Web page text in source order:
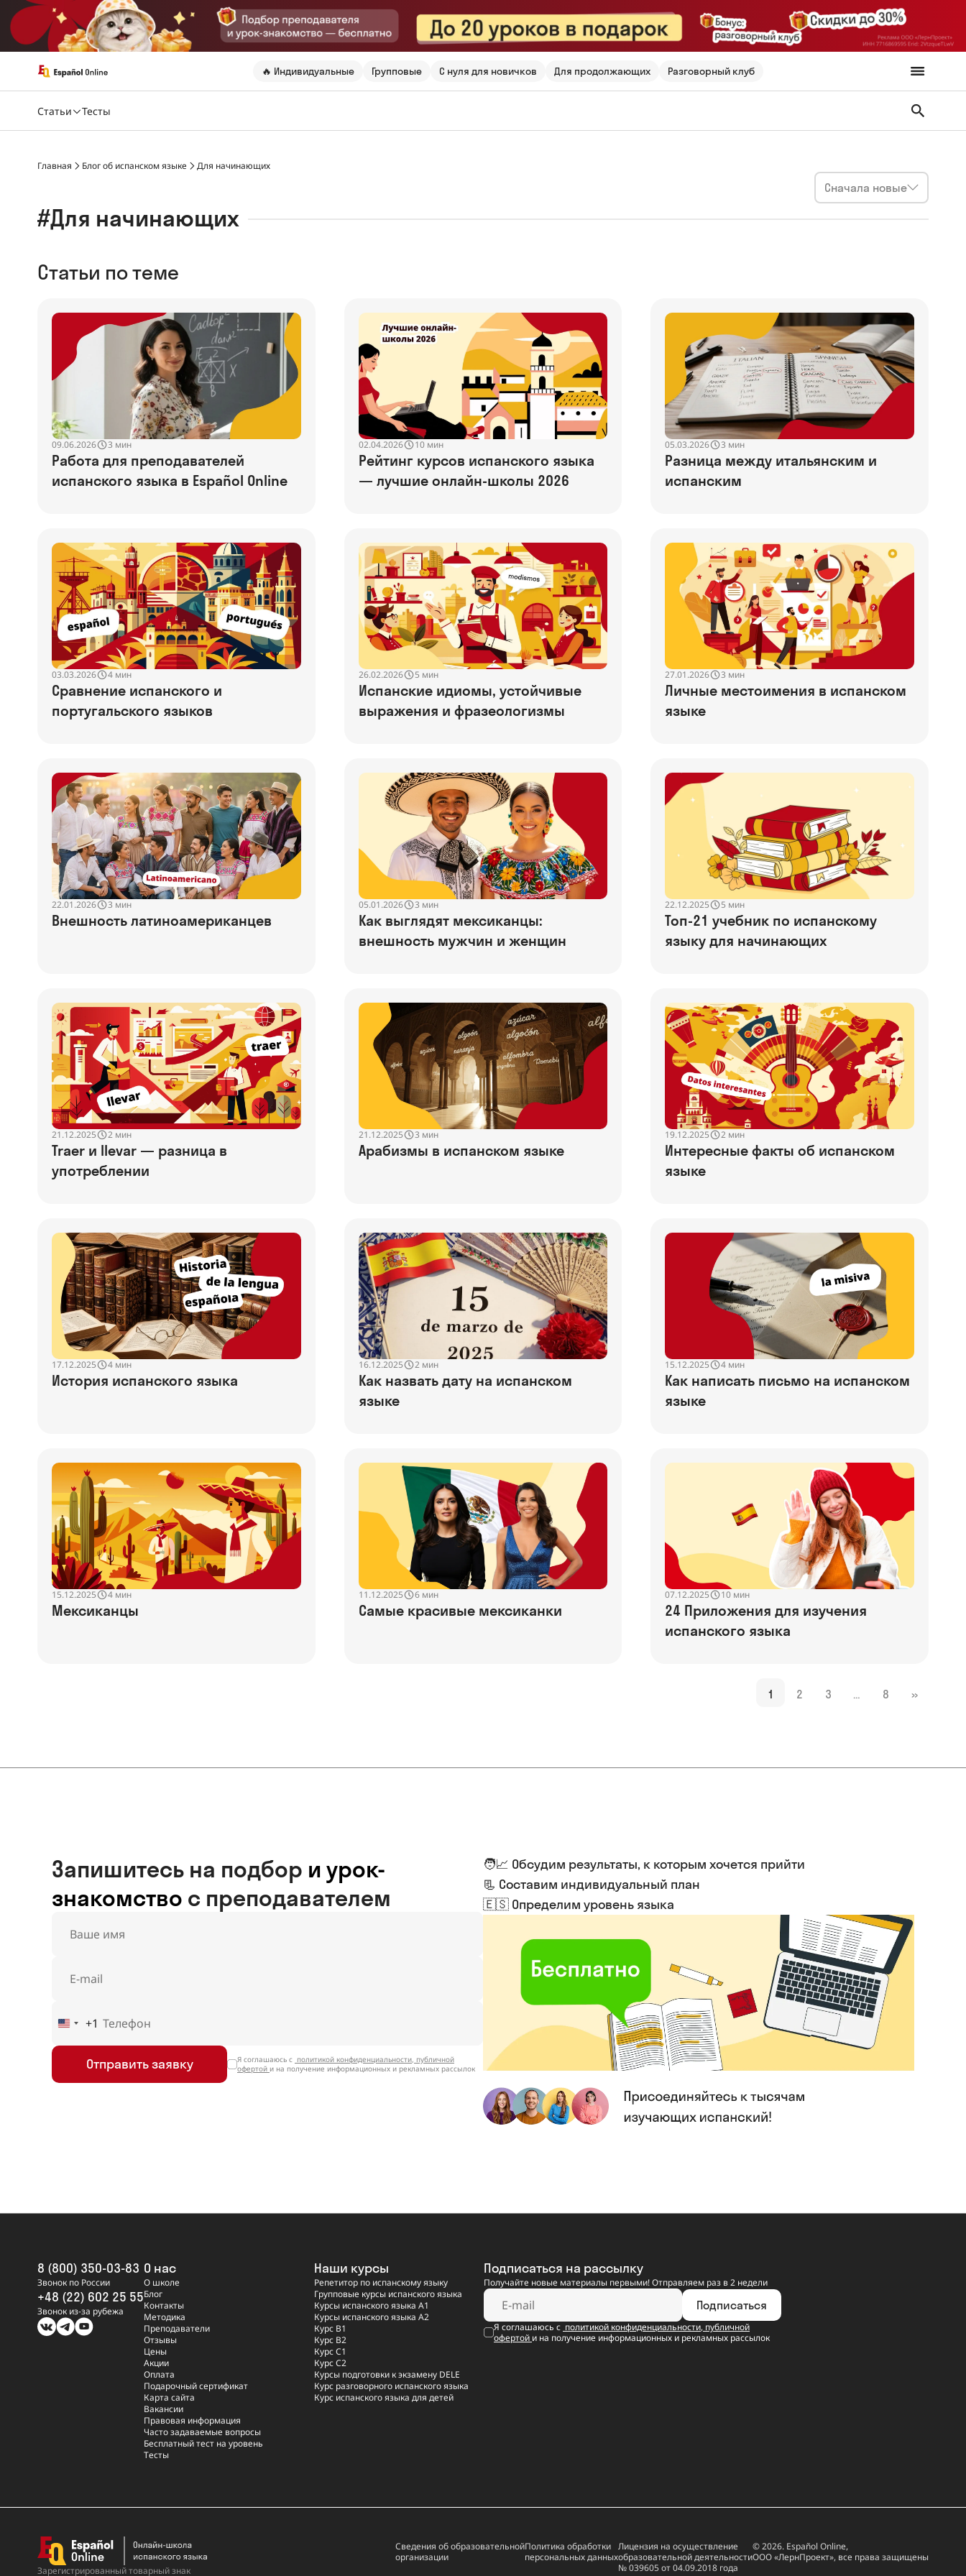
🔥 Индивидуальные Групповые С нуля для новичков Для продолжающих Разговорный клуб
Статьи Тесты
Главная Блог об испанском языке Для начинающих
Сначала новые
#Для начинающих
Статьи по теме
09.06.2026 3 мин
Работа для преподавателей
испанского языка в Español Online
02.04.2026 10 мин
Рейтинг курсов испанского языка
— лучшие онлайн-школы 2026
05.03.2026 3 мин
Разница между итальянским и
испанским
03.03.2026 4 мин
Сравнение испанского и
португальского языков
26.02.2026 5 мин
Испанские идиомы, устойчивые
выражения и фразеологизмы
27.01.2026 3 мин
Личные местоимения в испанском
языке
22.01.2026 3 мин
Внешность латиноамериканцев
05.01.2026 3 мин
Как выглядят мексиканцы:
внешность мужчин и женщин
22.12.2025 5 мин
Топ-21 учебник по испанскому
языку для начинающих
21.12.2025 2 мин
Traer и llevar — разница в
употреблении
21.12.2025 3 мин
Арабизмы в испанском языке
19.12.2025 2 мин
Интересные факты об испанском
языке
17.12.2025 4 мин
История испанского языка
16.12.2025 2 мин
Как назвать дату на испанском
языке
15.12.2025 4 мин
Как написать письмо на испанском
языке
15.12.2025 4 мин
Мексиканцы
11.12.2025 6 мин
Самые красивые мексиканки
07.12.2025 10 мин
24 Приложения для изучения
испанского языка
1 2 3 … 8 »
Запишитесь на подбор и урок-
знакомство с преподавателем
United
States
+1
Отправить заявку Я соглашаюсь с политикой конфиденциальности, публичной
офертой и на получение информационных и рекламных рассылок
🧑📈 Обсудим результаты, к которым хочется прийти
📃 Составим индивидуальный план
🇪🇸 Определим уровень языка
8 (800) 350-03-83
Звонок по России
+48 (22) 602 25 55
Звонок из-за рубежа
О нас
О школе
Блог
Контакты
Методика
Преподаватели
Отзывы
Цены
Акции
Оплата
Подарочный сертификат
Карта сайта
Вакансии
Правовая информация
Часто задаваемые вопросы
Бесплатный тест на уровень
Тесты
Наши курсы
Репетитор по испанскому языку
Групповые курсы испанского языка
Курсы испанского языка A1
Курсы испанского языка A2
Курс B1
Курс B2
Курс C1
Курс C2
Курсы подготовки к экзамену DELE
Курс разговорного испанского языка
Курс испанского языка для детей
Подписаться на рассылку
Получайте новые материалы первыми! Отправляем раз в 2 недели
Подписаться
Я соглашаюсь с политикой конфиденциальности, публичной
офертой и на получение информационных и рекламных рассылок
Зарегистрированныйтоварный знак
Сведения об образовательной
организации
Политика обработки
персональных данных
Лицензия на осуществление
образовательной деятельности
№ 039605 от 04.09.2018 года
© 2026. Español Online,
ООО «ЛернПроект», все права защищены